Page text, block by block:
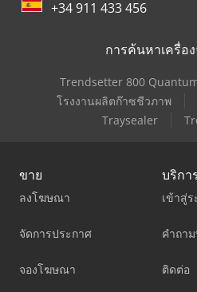
+34 911 433 456
การค้นหาเครื่อ
Trendsetter 800
โรงงานผลิตก๊าซชีวภาพ
Traysealer
ขาย
ลงโฆษณา
จัดการประกาศ
จองโฆษณา
บริกา
เข้าสู่
คำถา
ติดต่อ